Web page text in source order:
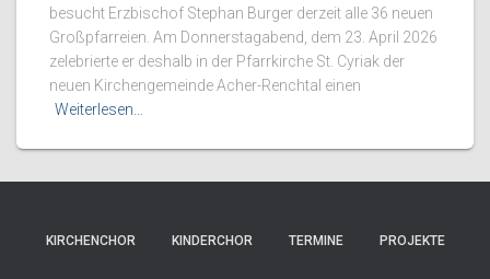
besucht Erzbischof Stephan Burger derzeit alle 36 neuen
Großpfarreien. Am Donnerstagabend, dem 23. April 2026
zelebrierte er deshalb in der Pfarrkirche St. Cyriak der
neuen Kirchengemeinde Acher-Renchtal einen
Weiterlesen…
KIRCHENCHOR KINDERCHOR TERMINE PROJEKTE